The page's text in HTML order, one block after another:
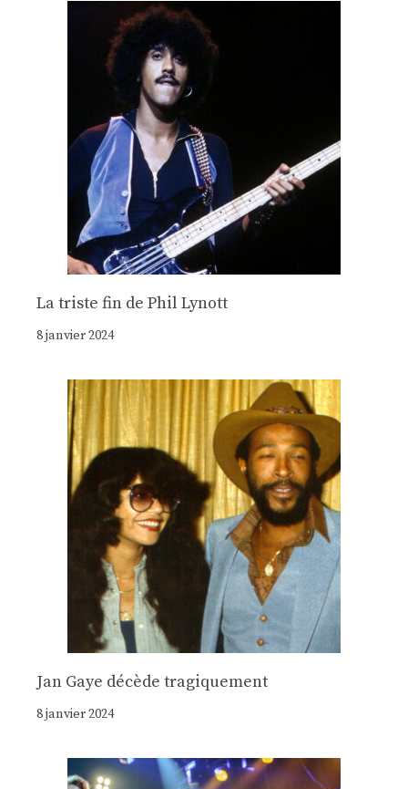
La triste fin de Phil Lynott
8 janvier 2024
Jan Gaye décède tragiquement
8 janvier 2024